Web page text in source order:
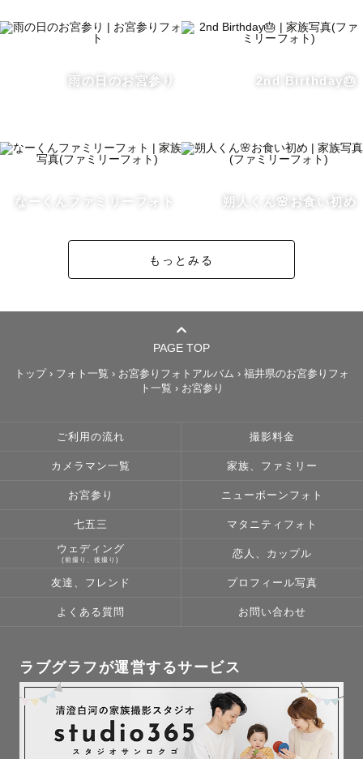
雨の日のお宮参り 2nd Birthday🎂
なーくんファミリーフォト 朔人くん🌸お食い初め
もっとみる
PAGE TOP
トップ› フォト一覧 › お宮参りフォトアルバム › 福井県のお宮参りフォ
ト一覧 › お宮参り
ご利用の流れ 撮影料金
カメラマン一覧 家族、ファミリー
お宮参り ニューボーンフォト
七五三 マタニティフォト
ウェディング
(前撮り、後撮り)
恋人、カップル
友達、フレンド プロフィール写真
よくある質問 お問い合わせ
ラブグラフが運営するサービス